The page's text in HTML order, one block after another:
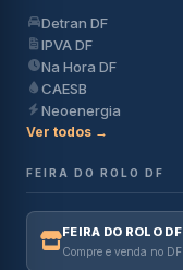
Detran DF
IPVA DF
Na Hora DF
CAESB
Neoenergia
Ver todos →
FEIRA DO ROLO DF
FEIRA DO ROLO DF
Compre e venda no DF